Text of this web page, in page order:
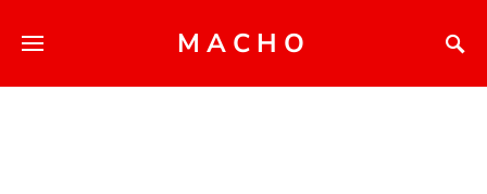
MACHO